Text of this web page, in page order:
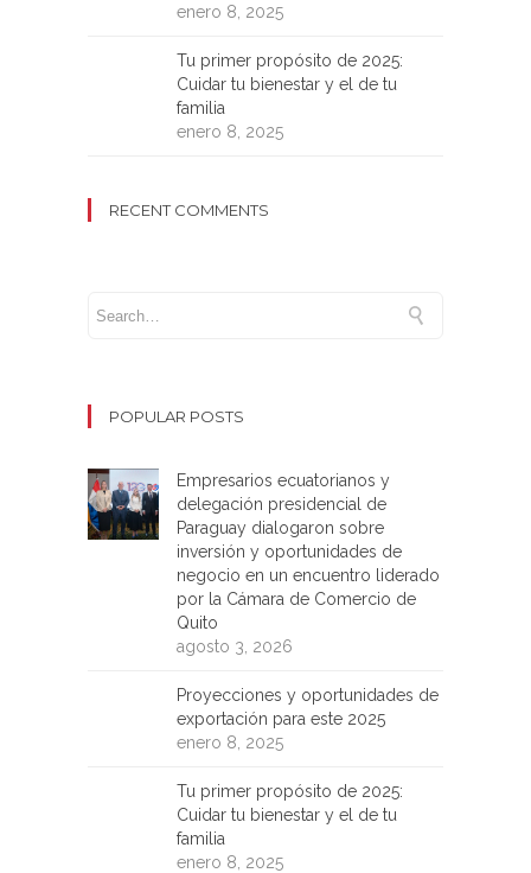
enero 8, 2025
Tu primer propósito de 2025:
Cuidar tu bienestar y el de tu
familia
enero 8, 2025
RECENT COMMENTS
POPULAR POSTS
Empresarios ecuatorianos y
delegación presidencial de
Paraguay dialogaron sobre
inversión y oportunidades de
negocio en un encuentro liderado
por la Cámara de Comercio de
Quito
agosto 3, 2026
Proyecciones y oportunidades de
exportación para este 2025
enero 8, 2025
Tu primer propósito de 2025:
Cuidar tu bienestar y el de tu
familia
enero 8, 2025